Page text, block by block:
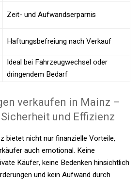
Zeit- und Aufwandserparnis
Haftungsbefreiung nach Verkauf
Ideal bei Fahrzeugwechsel oder
dringendem Bedarf
verkaufen in Mainz –
und Effizienz
bietet nicht nur finanzielle Vorteile,
auch emotional. Keine
Käufer, keine Bedenken hinsichtlich
und kein Aufwand durch